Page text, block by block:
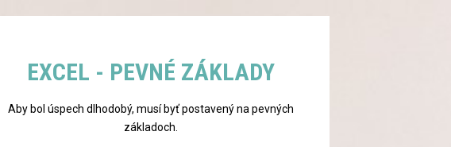
EXCEL - PEVNÉ ZÁKLADY
Aby bol úspech dlhodobý, musí byť postavený na pevných
základoch.